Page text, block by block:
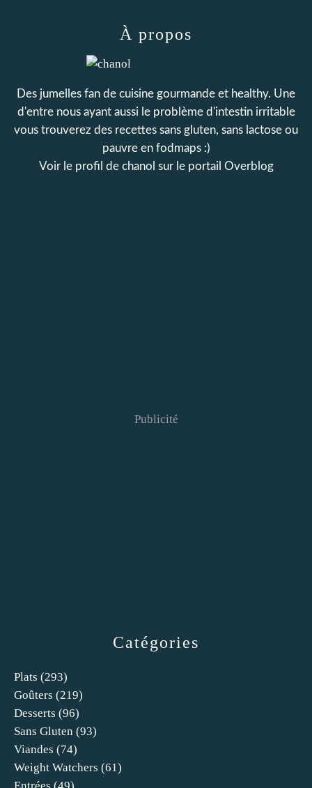
Catégories
Plats (293)
Goûters (219)
Desserts (96)
Sans Gluten (93)
Viandes (74)
Weight Watchers (61)
À propos
Des jumelles fan de cuisine gourmande et healthy. Une
d'entre nous ayant aussi le problème d'intestin irritable
vous trouverez des recettes sans gluten, sans lactose ou
pauvre en fodmaps :)
Voir le profil de chanol sur le portail Overblog
Publicité